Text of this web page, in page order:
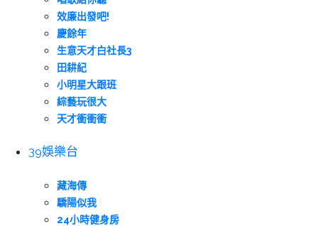
效廉出發吧!
慶餘年
生意天才白社長3
田耕紀
小明星大跟班
綜藝玩很大
天才衝衝衝
39娛樂台
藏海傳
驕陽似我
24小時健身房